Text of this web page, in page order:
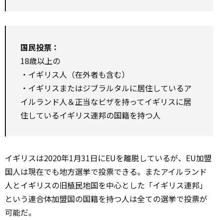
国民投票：
18歳以上の
・イギリス人（在外者も含む）
・イギリスまたはジブラルタルに居住しているア
イルランド人＆正当なビザを持ってイギリスに居
住しているイギリス連邦の国籍を持つ人
イギリスは2020年1月31日にEUを離脱しているが、EU加盟
国人は現在でも地方選挙で投票できる。またアイルランド
人とイギリスの旧植民地国を中心とした「イギリス連邦」
という連合体加盟国の国籍を持つ人は全ての選挙で投票が
可能だ。